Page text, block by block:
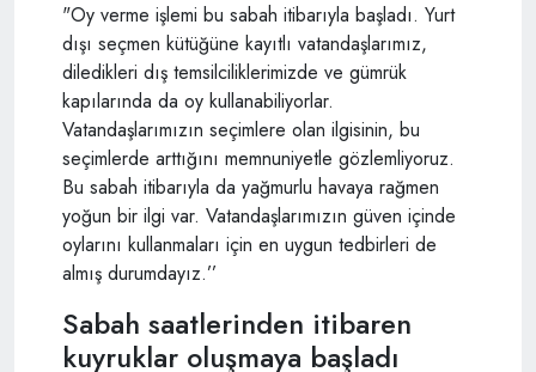
"Oy verme işlemi bu sabah itibarıyla başladı. Yurt
dışı seçmen kütüğüne kayıtlı vatandaşlarımız,
diledikleri dış temsilciliklerimizde ve gümrük
kapılarında da oy kullanabiliyorlar.
Vatandaşlarımızın seçimlere olan ilgisinin, bu
seçimlerde arttığını memnuniyetle gözlemliyoruz.
Bu sabah itibarıyla da yağmurlu havaya rağmen
yoğun bir ilgi var. Vatandaşlarımızın güven içinde
oylarını kullanmaları için en uygun tedbirleri de
almış durumdayız.’’
Sabah saatlerinden itibaren
kuyruklar oluşmaya başladı